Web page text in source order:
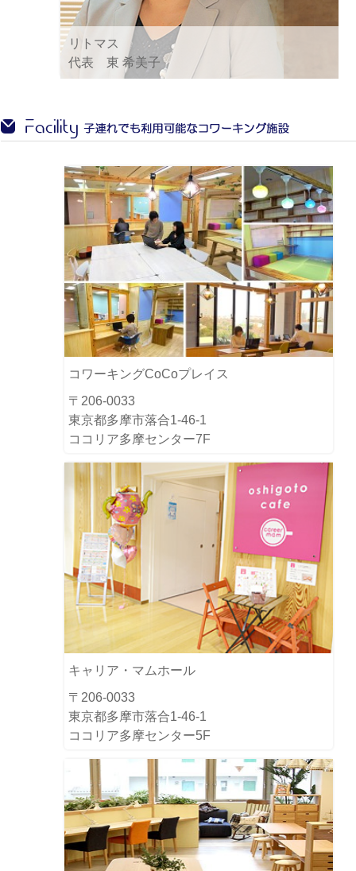
リトマス
代表 東 希美子
コワーキングCoCoプレイス
〒206-0033
東京都多摩市落合1-46-1
ココリア多摩センター7F
キャリア・マムホール
〒206-0033
東京都多摩市落合1-46-1
ココリア多摩センター5F